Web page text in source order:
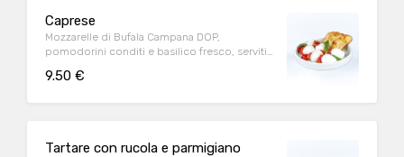
Caprese
Mozzarelle di Bufala Campana DOP,
pomodorini conditi e basilico fresco, serviti
9.50 €
Tartare con rucola e parmigiano